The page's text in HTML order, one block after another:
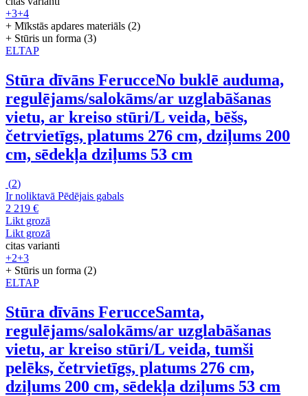
+3+4
+ Mīkstās apdares materiāls (2)
+ Stūris un forma (3)
ELTAP
Stūra dīvāns FerucceNo buklē auduma,
regulējams/salokāms/ar uzglabāšanas
vietu, ar kreiso stūri/L veida, bēšs,
četrvietīgs, platums 276 cm, dziļums 200
cm, sēdekļa dziļums 53 cm
(2)
Ir noliktavā Pēdējais gabals
2 219 €
Likt grozā
Likt grozā
citas varianti
+2+3
+ Stūris un forma (2)
ELTAP
Stūra dīvāns FerucceSamta,
regulējams/salokāms/ar uzglabāšanas
vietu, ar kreiso stūri/L veida, tumši
pelēks, četrvietīgs, platums 276 cm,
dziļums 200 cm, sēdekļa dziļums 53 cm